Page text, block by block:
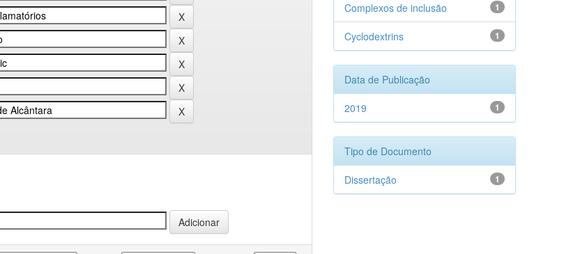
1
Complexos de inclusão
1
Cyclodextrins
Data de Publicação
1
2019
Tipo de Documento
1
Dissertação